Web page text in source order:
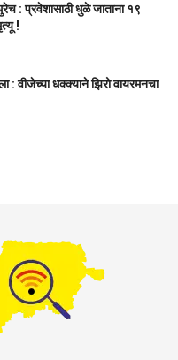
: प्रवेशासाठी धुळे जाताना १९
!
: वीजेच्या धक्क्याने झिरो वायरमनचा